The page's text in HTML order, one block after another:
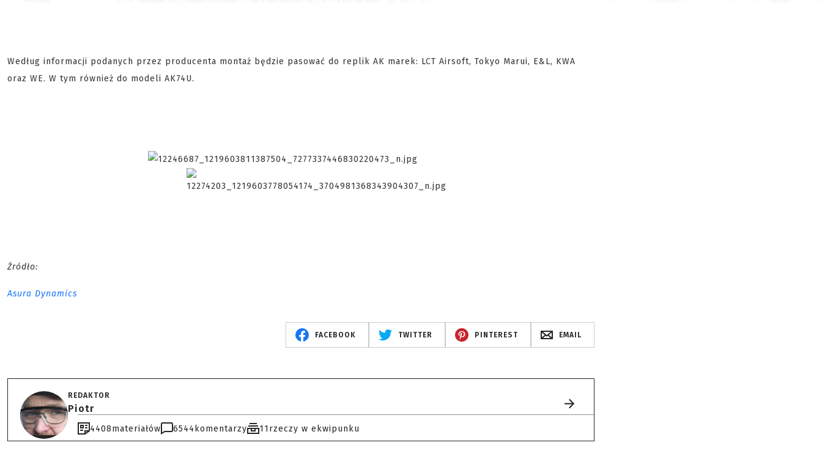
Według informacji podanych przez producenta montaż będzie pasować do replik AK marek: LCT Airsoft, Tokyo Marui, E&L, KWA
oraz WE. W tym również do modeli AK74U.
Źródło:
Asura Dynamics
FACEBOOK TWITTER PINTEREST EMAIL
REDAKTOR
Piotr
4408materiałów 6544 komentarzy 11rzeczy w ekwipunku